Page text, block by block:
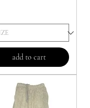
add to cart